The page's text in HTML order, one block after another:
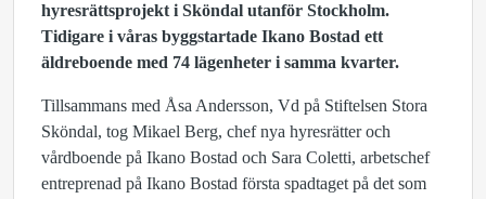
hyresrättsprojekt i Sköndal utanför Stockholm.
Tidigare i våras byggstartade Ikano Bostad ett
äldreboende med 74 lägenheter i samma kvarter.
Tillsammans med Åsa Andersson, Vd på Stiftelsen Stora
Sköndal, tog Mikael Berg, chef nya hyresrätter och
vårdboende på Ikano Bostad och Sara Coletti, arbetschef
entreprenad på Ikano Bostad första spadtaget på det som